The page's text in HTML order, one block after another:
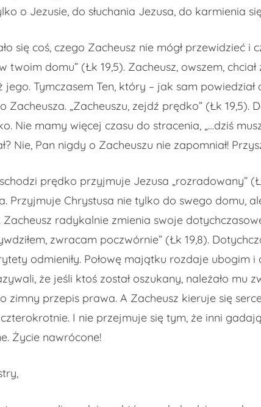
o Jezusie, do słuchania Jezusa, do karmienia
się coś, czego Zacheusz nie mógł przewidzieć
twoim domu” (Łk 19,5). Zacheusz, owszem,
Tymczasem Ten, który – jak sam powiedział
Zacheusza. „Zacheuszu, zejdź prędko” (Łk
Nie mamy więcej czasu do stracenia, „…dziś
Nie, Pan nigdy o Zacheuszu nie zapomniał!
prędko przyjmuje Jezusa „rozradowany”
Przyjmuje Chrystusa nie tylko do swego domu,
Zacheusz radykalnie zmienia swoje
zwracam poczwórnie” (Łk 19,8).
odmieniły. Połowę majątku rozdaje
że jeśli ktoś został oszukany, należało
zimny przepis prawa. A Zacheusz kieruje się
I nie przejmuje się tym, że inni
Życie nawrócone!